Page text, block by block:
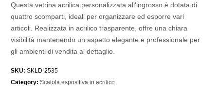
Questa vetrina acrilica personalizzata all'ingrosso è dotata di
quattro scomparti, ideali per organizzare ed esporre vari
articoli. Realizzata in acrilico trasparente, offre una chiara
visibilità mantenendo un aspetto elegante e professionale per
gli ambienti di vendita al dettaglio.
SKU: SKLD-2535
Category: Scatola espositiva in acrilico